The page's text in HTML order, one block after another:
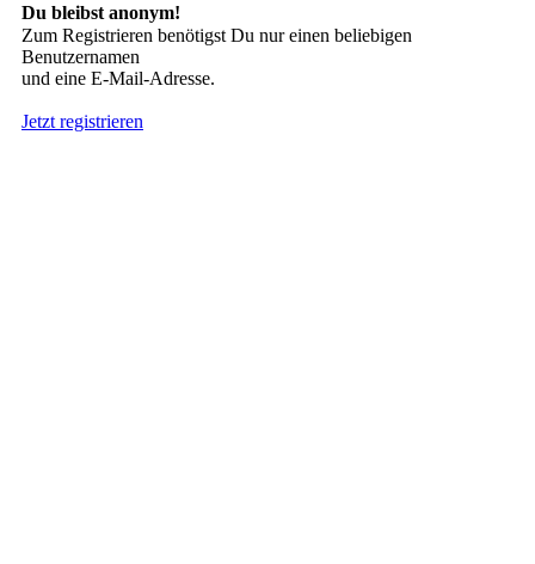
Du bleibst anonym!
Zum Registrieren benötigst Du nur einen beliebigen
Benutzernamen
und eine E-Mail-Adresse.
Jetzt registrieren